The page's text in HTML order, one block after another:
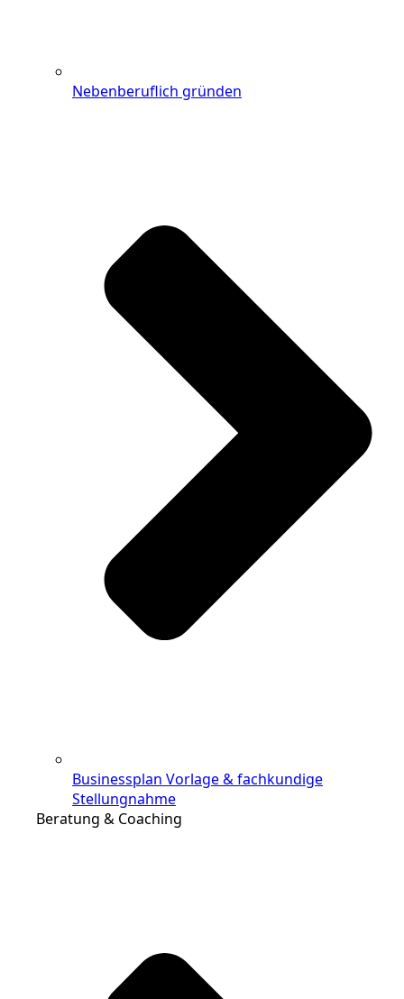
Nebenberuflich gründen
Businessplan Vorlage & fachkundige
Stellungnahme
Beratung & Coaching